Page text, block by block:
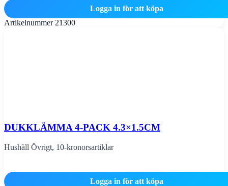
Logga in för att köpa
Artikelnummer 21300
DUKKLÄMMA 4-PACK 4.3×1.5CM
Hushåll Övrigt, 10-kronorsartiklar
Logga in för att köpa